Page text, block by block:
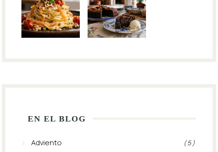
EN EL BLOG
Adviento ( 5 )